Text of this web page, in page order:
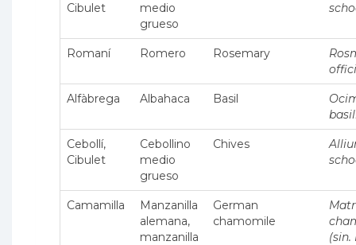
Cibulet
medio
grueso
Romaní Romero Rosemary
Alfàbrega Albahaca Basil
Cebollí,
Cibulet
Cebollino
medio
grueso
Chives
Camamilla
Manzanilla
alemana,
manzanilla
German
chamomile